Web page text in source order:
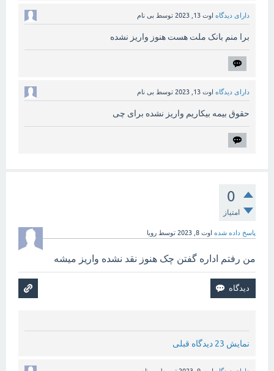
دارای دیدگاه اوت 13, 2023 توسط بی نام
برا منم بانک ملت هست هنوز واریز نشده
دارای دیدگاه اوت 13, 2023 توسط بی نام
حقوق بیمه بیکاریم واریز نشده برای چی
0
امتیاز
پاسخ داده شده اوت 8, 2023 توسط رویا
من رفتم اداره گفتن چک هنوز نقد نشده واریز میشه
نمایش 23 دیدگاه قبلی